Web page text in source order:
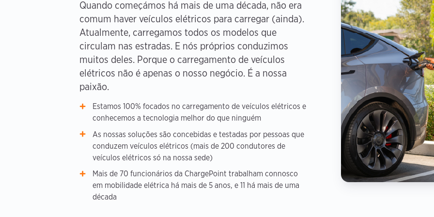
Quando começámos há mais de uma década, não era
comum haver veículos elétricos para carregar (ainda).
Atualmente, carregamos todos os modelos que
circulam nas estradas. E nós próprios conduzimos
muitos deles. Porque o carregamento de veículos
elétricos não é apenas o nosso negócio. É a nossa
paixão.
Estamos 100% focados no carregamento de veículos elétricos e
conhecemos a tecnologia melhor do que ninguém
As nossas soluções são concebidas e testadas por pessoas que
conduzem veículos elétricos (mais de 200 condutores de
veículos elétricos só na nossa sede)
Mais de 70 funcionários da ChargePoint trabalham connosco
em mobilidade elétrica há mais de 5 anos, e 11 há mais de uma
década